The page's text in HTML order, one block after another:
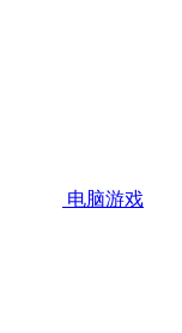
电脑游戏